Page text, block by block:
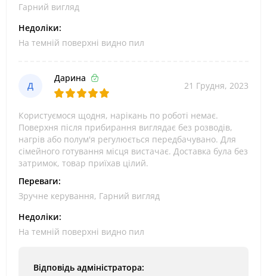
Гарний вигляд
Недоліки:
На темній поверхні видно пил
Д
Дарина
21 Грудня, 2023
Користуємося щодня, нарікань по роботі немає.
Поверхня після прибирання виглядає без розводів,
нагрів або полум'я регулюється передбачувано. Для
сімейного готування місця вистачає. Доставка була без
затримок, товар приїхав цілий.
Переваги:
Зручне керування, Гарний вигляд
Недоліки:
На темній поверхні видно пил
Відповідь адміністратора: